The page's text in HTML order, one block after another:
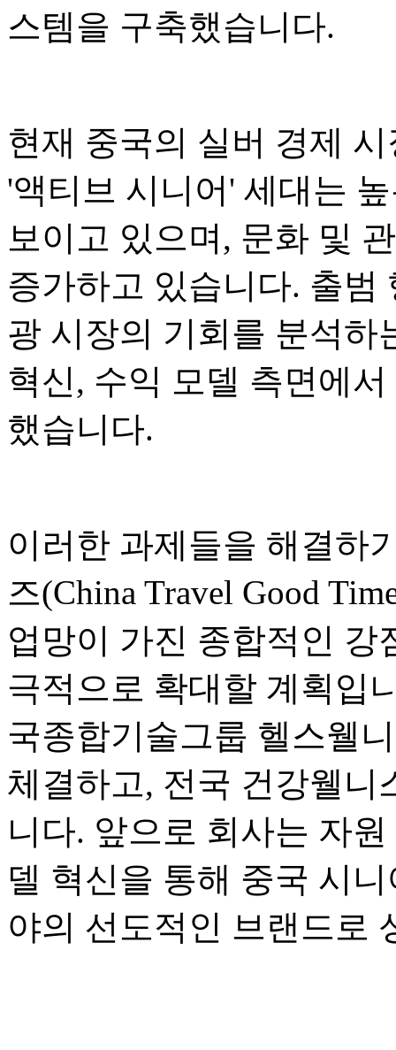
스템을 구축했습니다.
현재 중국의 실버 경제
'액티브 시니어' 세대는
보이고 있으며, 문화 및
증가하고 있습니다. 출범
광 시장의 기회를 분석하
혁신, 수익 모델 측면에
했습니다.
이러한 과제들을 해결하
즈(China Travel Good
업망이 가진 종합적인 강
극적으로 확대할 계획입
국종합기술그룹 헬스웰
체결하고, 전국 건강웰니
니다. 앞으로 회사는 자
델 혁신을 통해 중국 시
야의 선도적인 브랜드로